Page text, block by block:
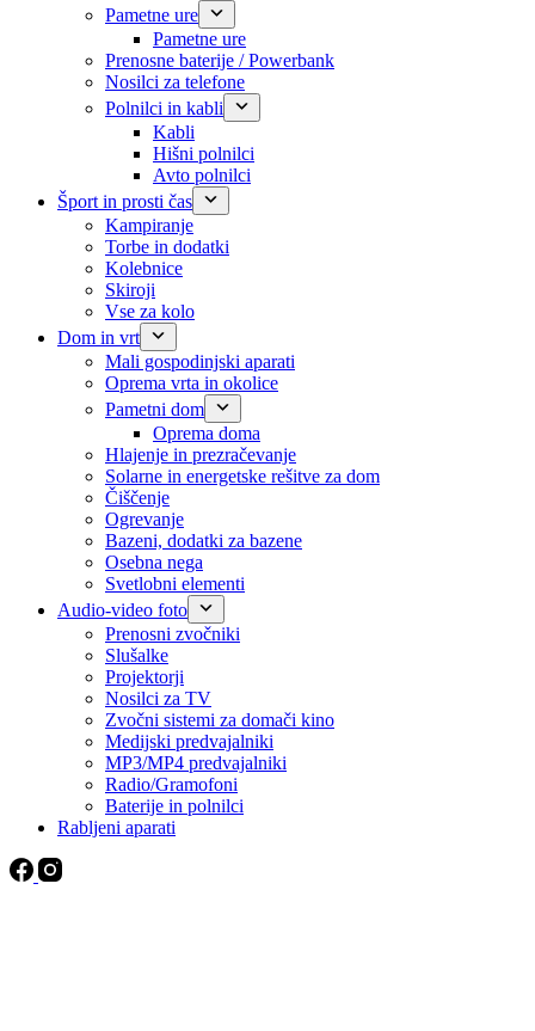
Pametne ure
Pametne ure
Prenosne baterije / Powerbank
Nosilci za telefone
Polnilci in kabli
Kabli
Hišni polnilci
Avto polnilci
Šport in prosti čas
Kampiranje
Torbe in dodatki
Kolebnice
Skiroji
Vse za kolo
Dom in vrt
Mali gospodinjski aparati
Oprema vrta in okolice
Pametni dom
Oprema doma
Hlajenje in prezračevanje
Solarne in energetske rešitve za dom
Čiščenje
Ogrevanje
Bazeni, dodatki za bazene
Osebna nega
Svetlobni elementi
Audio-video foto
Prenosni zvočniki
Slušalke
Projektorji
Nosilci za TV
Zvočni sistemi za domači kino
Medijski predvajalniki
MP3/MP4 predvajalniki
Radio/Gramofoni
Baterije in polnilci
Rabljeni aparati